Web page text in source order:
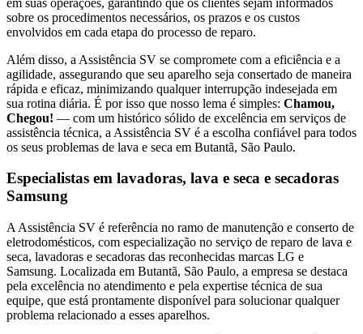
sobre os procedimentos necessários, os prazos e os custos
envolvidos em cada etapa do processo de reparo.
Além disso, a Assistência SV se compromete com a eficiência e a
agilidade, assegurando que seu aparelho seja consertado de maneira
rápida e eficaz, minimizando qualquer interrupção indesejada em
sua rotina diária. É por isso que nosso lema é simples: Chamou,
Chegou! — com um histórico sólido de excelência em serviços de
assistência técnica, a Assistência SV é a escolha confiável para todos
os seus problemas de lava e seca em Butantã, São Paulo.
Especialistas em lavadoras, lava e seca e secadoras
Samsung
A Assistência SV é referência no ramo de manutenção e conserto de
eletrodomésticos, com especialização no serviço de reparo de lava e
seca, lavadoras e secadoras das reconhecidas marcas LG e
Samsung. Localizada em Butantã, São Paulo, a empresa se destaca
pela excelência no atendimento e pela expertise técnica de sua
equipe, que está prontamente disponível para solucionar qualquer
problema relacionado a esses aparelhos.